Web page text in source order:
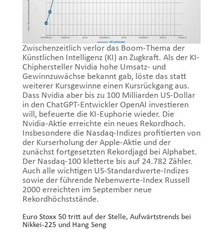
Zwischenzeitlich verlor das Boom-Thema der
Künstlichen Intelligenz (KI) an Zugkraft. Als der KI-
Chiphersteller Nvidia hohe Umsatz- und
Gewinnzuwächse bekannt gab, löste das statt
weiterer Kursgewinne einen Kursrückgang aus.
Dass Nvidia aber bis zu 100 Milliarden US-Dollar
in den ChatGPT-Entwickler OpenAI investieren
will, befeuerte die KI-Euphorie wieder. Die
Nvidia-Aktie erreichte ein neues Rekordhoch.
Insbesondere die Nasdaq-Indizes profitierten von
der Kurserholung der Apple-Aktie und der
zunächst fortgesetzten Rekordjagd bei Alphabet.
Der Nasdaq-100 kletterte bis auf 24.782 Zähler.
Auch alle wichtigen US-Standardwerte-Indizes
sowie der führende Nebenwerte-Index Russell
2000 erreichten im September neue
Rekordhöchststände.
Euro Stoxx 50 tritt auf der Stelle, Aufwärtstrends bei
Nikkei-225 und Hang Seng